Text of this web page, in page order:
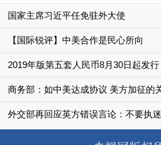
国家主席习近平任免驻外大使
【国际锐评】中美合作是民心所向
2019年版第五套人民币8月30日起发
商务部：如中美达成协议 美方加征的
外交部再回应英方错误言论：不要执